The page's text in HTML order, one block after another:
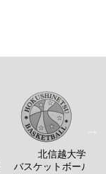
北信越大学
バスケットボール連